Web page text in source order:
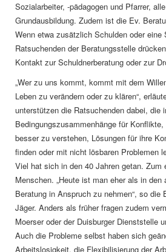
Sozialarbeiter, -pädagogen und Pfarrer,
Grundausbildung. Zudem ist die Ev.
Wenn etwa zusätzlich Schulden oder eine
Ratsuchenden der Beratungsstelle
Kontakt zur Schuldnerberatung oder zur
„Wer zu uns kommt, kommt mit dem
Leben zu verändern oder zu klären“,
unterstützen die Ratsuchenden dabei, die
Bedingungszusammenhänge für
besser zu verstehen, Lösungen für ihre
finden oder mit nicht lösbaren Problemen
Viel hat sich in den 40 Jahren getan. Zum
Menschen. „Heute ist man eher als in den
Beratung in Anspruch zu nehmen“, so die
Jäger. Anders als früher fragen zudem
Moerser oder der Duisburger Dienststelle
Auch die Probleme selbst haben sich
Arbeitslosigkeit, die Flexibilisierung der